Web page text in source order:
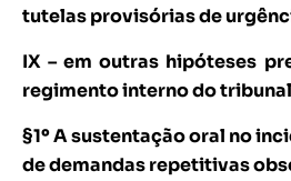
tutelas provisórias de
IX – em outras hipóteses
regimento interno do
§1º A sustentação oral no
de demandas repetitivas